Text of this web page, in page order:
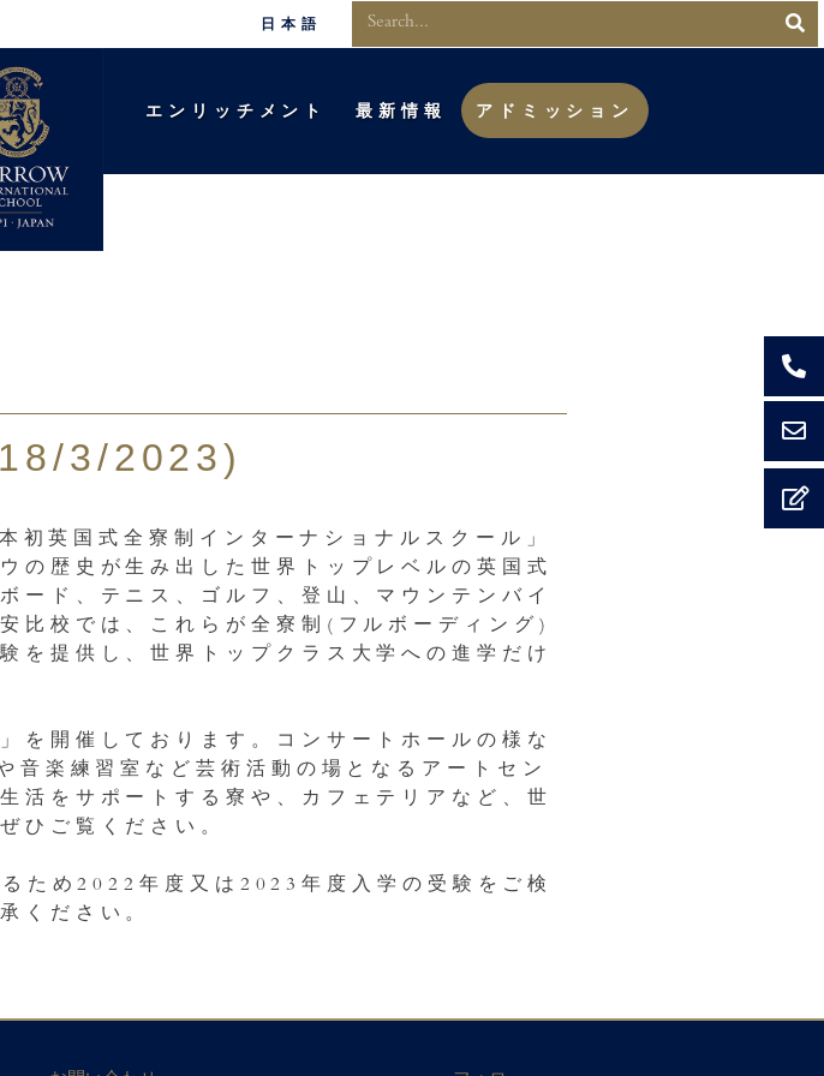
日本語
エンリッチメント 最新情報 アドミッション
3/2023)
英国式全寮制インターナショナルスクール」
の歴史が生み出した世界トップレベルの英国式
ード、テニス、ゴルフ、登山、マウンテンバイ
比校では、これらが全寮制(フルボーディング)
を提供し、世界トップクラス大学への進学だけ
を開催しております。コンサートホールの様な
楽練習室など芸術活動の場となるアートセン
活をサポートする寮や、カフェテリアなど、世
ひご覧ください。
ため2022年度又は2023年度入学の受験をご検
ください。